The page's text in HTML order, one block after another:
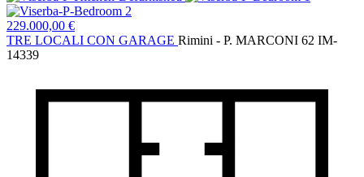
229.000,00 €
TRE LOCALI CON GARAGE Rimini - P. MARCONI 62 IM-
14339